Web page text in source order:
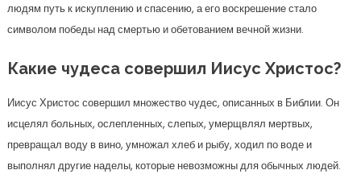
людям путь к искуплению и спасению, а его воскрешение стало
символом победы над смертью и обетованием вечной жизни.
Какие чудеса совершил Иисус Христос?
Иисус Христос совершил множество чудес, описанных в Библии. Он
исцелял больных, ослепленных, слепых, умерщвлял мертвых,
превращал воду в вино, умножал хлеб и рыбу, ходил по воде и
выполнял другие наделы, которые невозможны для обычных людей.